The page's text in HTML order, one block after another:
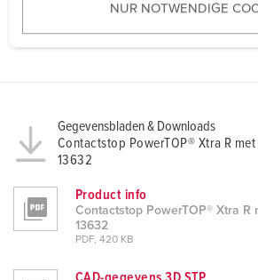
w
NUR NOTWENDIGE
Gegevensbladen & Downloads
Contactstop PowerTOP® Xtra R met
13632
Product info
Contactstop PowerTOP® Xtra R
13632
PDF, 420 KB